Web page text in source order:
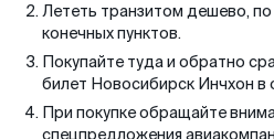
Лететь транзитом дешево,
конечных пунктов.
Покупайте туда и обратно
билет Новосибирск Инчхон в
При покупке обращайте
спецпредложения